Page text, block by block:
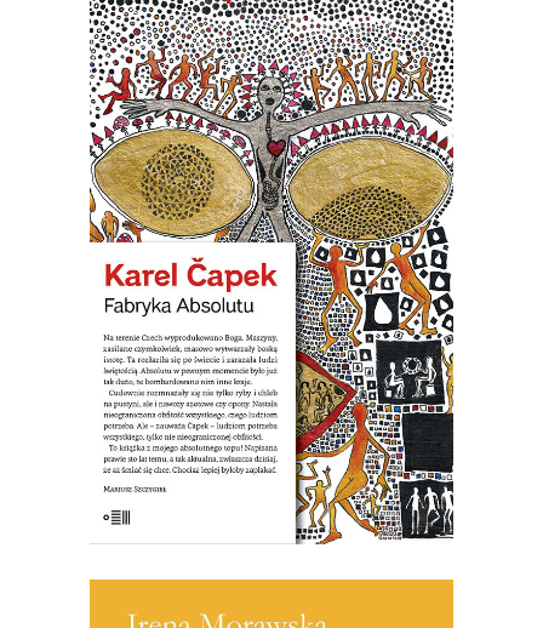
[EBOOK] Karel Ćapek – FABRYKA
ABSOLUTU
Na terenie Czech wyprodukowano
Boga. Maszyny zwane karburatorami
zaczęły masowo wytwarzać Absolut. W
pewnym momencie było go już tak
dużo, że postanowiono bombardować
nim Anglię. Nastała na świecie
nieograniczona obfitość wszystkiego,
czego ludziom potrzeba. Ale ludziom
potrzeba wszystkiego, tylko nie […]
39.00zł 19.50zł
KSIĄŻKA DO KOSZYKA